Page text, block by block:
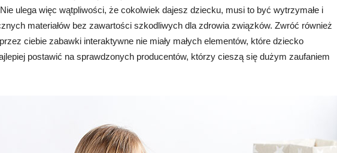
ulega więc wątpliwości, że cokolwiek dajesz dziecku, musi to być wytrzymałe i
materiałów bez zawartości szkodliwych dla zdrowia związków. Zwróć również
ciebie zabawki interaktywne nie miały małych elementów, które dziecko
postawić na sprawdzonych producentów, którzy cieszą się dużym zaufaniem